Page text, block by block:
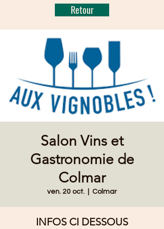
Retour
Salon Vins et
Gastronomie de
Colmar
ven. 20 oct. Colmar
INFOS CI DESSOUS